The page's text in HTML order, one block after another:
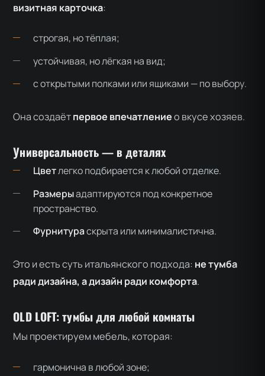
визитная карточка:
строгая, но тёплая;
устойчивая, но лёгкая на вид;
с открытыми полками или ящиками — по выбору.
Она создаётпервое впечатлениео вкусе хозяев.
Универсальность — в деталях
Цветлегко подбирается к любой отделке.
Размерыадаптируются под конкретное
пространство.
Фурнитураскрыта или минималистична.
Это и есть суть итальянского подхода: не тумба
ради дизайна, а дизайн ради комфорта.
OLD LOFT: тумбы для любой комнаты
Мы проектируем мебель, которая:
гармонична в любой зоне;